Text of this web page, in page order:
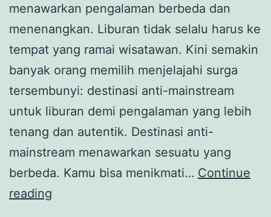
menawarkan pengalaman berbeda dan
menenangkan. Liburan tidak selalu harus ke
tempat yang ramai wisatawan. Kini semakin
banyak orang memilih menjelajahi surga
tersembunyi: destinasi anti-mainstream
untuk liburan demi pengalaman yang lebih
tenang dan autentik. Destinasi anti-
mainstream menawarkan sesuatu yang
berbeda. Kamu bisa menikmati… Continue
reading